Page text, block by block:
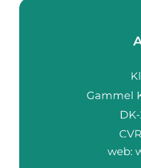
web: